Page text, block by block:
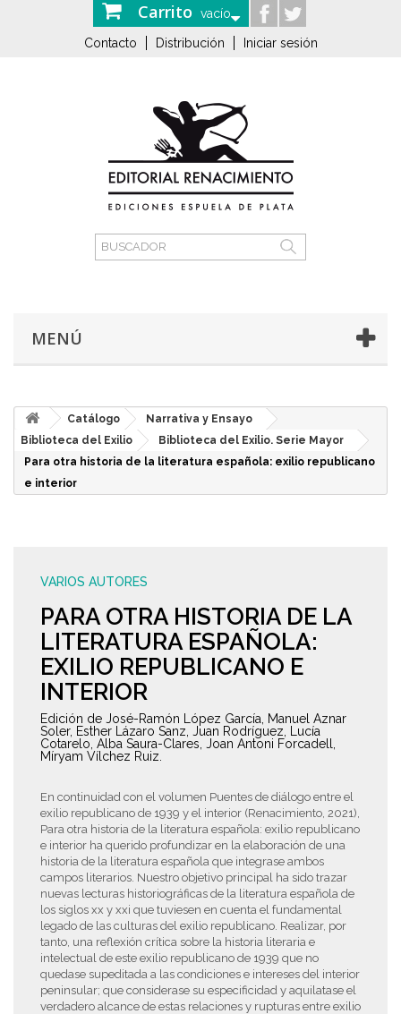
Carrito vacío
Contacto Distribución Iniciar sesión
MENÚ
Catálogo
Narrativa y Ensayo
Biblioteca del Exilio
Biblioteca del Exilio. Serie Mayor
Para otra historia de la literatura española: exilio republicano
e interior
VARIOS AUTORES
PARA OTRA HISTORIA DE LA
LITERATURA ESPAÑOLA:
EXILIO REPUBLICANO E
INTERIOR
Edición de José-Ramón López García, Manuel Aznar
Soler, Esther Lázaro Sanz, Juan Rodríguez, Lucía
Cotarelo, Alba Saura-Clares, Joan Antoni Forcadell,
Míryam Vílchez Ruiz.
En continuidad con el volumen Puentes de diálogo entre el
exilio republicano de 1939 y el interior (Renacimiento, 2021),
Para otra historia de la literatura española: exilio republicano
e interior ha querido profundizar en la elaboración de una
historia de la literatura española que integrase ambos
campos literarios. Nuestro objetivo principal ha sido trazar
nuevas lecturas historiográficas de la literatura española de
los siglos xx y xxi que tuviesen en cuenta el fundamental
legado de las culturas del exilio republicano. Realizar, por
tanto, una reflexión crítica sobre la historia literaria e
intelectual de este exilio republicano de 1939 que no
quedase supeditada a las condiciones e intereses del interior
peninsular; que considerase su especificidad y aquilatase el
verdadero alcance de estas relaciones y rupturas entre exilio